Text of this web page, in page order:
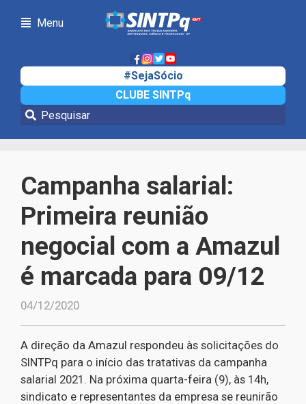
Menu
#SejaSócio
CLUBE SINTPq
Notícias
Campanha salarial:
Primeira reunião
negocial com a Amazul
é marcada para 09/12
04/12/2020
A direção da Amazul respondeu às solicitações do
SINTPq para o início das tratativas da campanha
salarial 2021. Na próxima quarta-feira (9), às 14h,
sindicato e representantes da empresa se reunirão